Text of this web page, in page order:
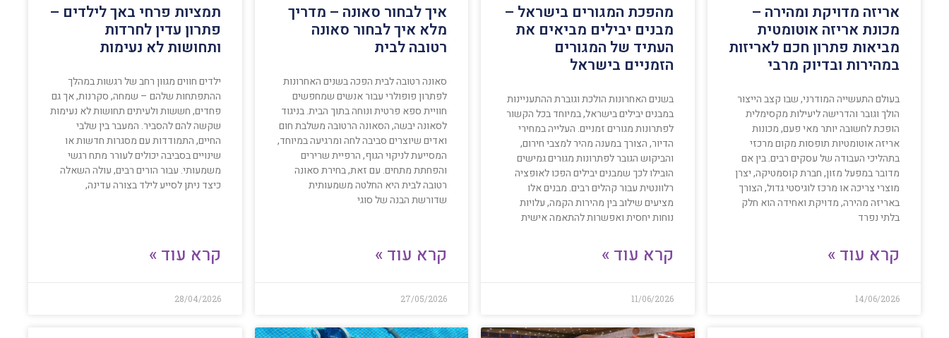
אריזה מדויקת ומהירה –
מכונת אריזה אוטומטית
מביאות פתרון חכם לאריזות
במהירות ובדיוק מרבי
בעולם התעשייה המודרני, שבו קצב הייצור
הולך וגובר והדרישה ליעילות מקסימלית
הופכת לחשובה יותר מאי פעם, מכונות
אריזה אוטומטיות תופסות מקום מרכזי
בתהליכי העבודה של עסקים רבים. בין אם
מדובר במפעל מזון, חברת קוסמטיקה, יצרן
מוצרי צריכה או מרכז לוגיסטי גדול, הצורך
באריזה מהירה, מדויקת ואחידה הוא חלק
בלתי נפרד
קרא עוד »
14/06/2026
מהפכת המגורים בישראל –
מבנים יבילים מביאים את
העתיד של המגורים
הזמניים בישראל
בשנים האחרונות הולכת וגוברת ההתעניינות
במבנים יבילים בישראל, במיוחד בכל הקשור
לפתרונות מגורים זמניים. העלייה במחירי
הדיור, הצורך במענה מהיר למצבי חירום,
והביקוש הגובר לפתרונות מגורים גמישים
הובילו לכך שמבנים יבילים הפכו לאופציה
רלוונטית עבור קהלים רבים. מבנים אלו
מציעים שילוב בין מהירות הקמה, עלויות
נוחות יחסית ואפשרות להתאמה אישית
קרא עוד »
11/06/2026
איך לבחור סאונה – מדריך
מלא איך לבחור סאונה
רטובה לבית
סאונה רטובה לבית הפכה בשנים האחרונות
לפתרון פופולרי עבור אנשים שמחפשים
חוויית ספא פרטית ונוחה בתוך הבית. בניגוד
לסאונה יבשה, הסאונה הרטובה משלבת חום
ואדים שיוצרים סביבה לחה ומרגיעה במיוחד,
המסייעת לניקוי הגוף, הרפיית שרירים
והפחתת מתחים. עם זאת, בחירת סאונה
רטובה לבית היא החלטה משמעותית
שדורשת הבנה של סוגי
קרא עוד »
27/05/2026
תמציות פרחי באך לילדים –
פתרון עדין לחרדות
ותחושות לא נעימות
ילדים חווים מגוון רחב של רגשות במהלך
ההתפתחות שלהם – שמחה, סקרנות, אך גם
פחדים, חששות ולעיתים תחושות לא נעימות
שקשה להם להסביר. המעבר בין שלבי
החיים, התמודדות עם מסגרות חדשות או
שינויים בסביבה יכולים לעורר מתח רגשי
משמעותי. עבור הורים רבים, עולה השאלה
כיצד ניתן לסייע לילד בצורה עדינה,
קרא עוד »
28/04/2026